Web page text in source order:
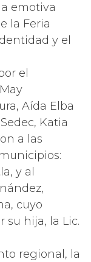
emotiva
la Feria
y el
el
Aída Elba
Katia
a las
y al
cuyo
su hija, la Lic.
regional, la